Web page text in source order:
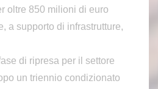
oltre 850 milioni di euro
a supporto di infrastrutture,
di ripresa per il settore
un triennio condizionato